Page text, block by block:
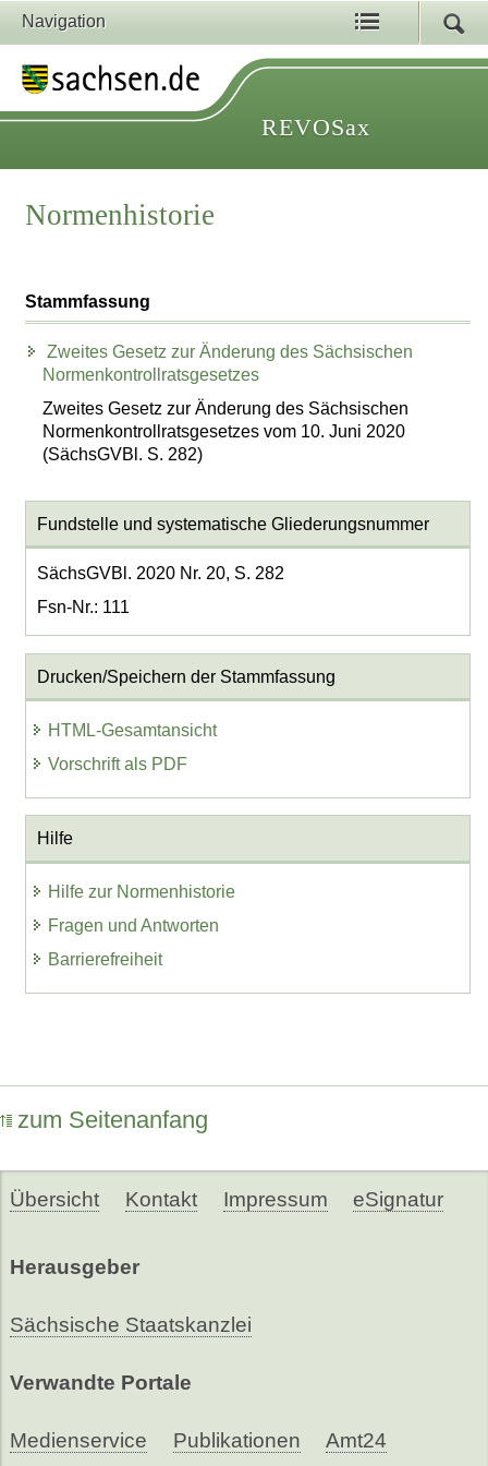
Navigation
REVOSax
Normenhistorie
Stammfassung
Zweites Gesetz zur Änderung des Sächsischen
Normenkontrollratsgesetzes
Zweites Gesetz zur Änderung des Sächsischen
Normenkontrollratsgesetzes vom 10. Juni 2020
(SächsGVBl. S. 282)
Fundstelle und systematische Gliederungsnummer
SächsGVBl. 2020 Nr. 20, S. 282
Fsn-Nr.: 111
Drucken/Speichern der Stammfassung
HTML-Gesamtansicht
Vorschrift als PDF
Hilfe
Hilfe zur Normenhistorie
Fragen und Antworten
Barrierefreiheit
zum Seitenanfang
Übersicht Kontakt Impressum eSignatur
Herausgeber
Sächsische Staatskanzlei
Verwandte Portale
Medienservice Publikationen Amt24